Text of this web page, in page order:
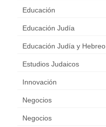
Educación
Educación Judía
Educación Judía y Hebreo
Estudios Judaicos
Innovación
Negocios
Negocios